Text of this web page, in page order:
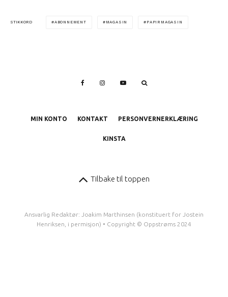
STIKKORD ABONNEMENT MAGASIN PAPIRMAGASIN
MIN KONTO KONTAKT PERSONVERNERKLÆRING
KINSTA
Tilbake til toppen
Ansvarlig Redaktør: Joakim Marthinsen (konstituert for Jostein
Henriksen, i permisjon) • Copyright © Oppstrøms 2024